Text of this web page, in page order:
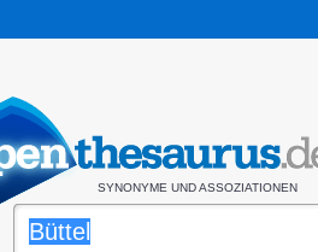
SYNONYME UND ASSOZIATIONEN